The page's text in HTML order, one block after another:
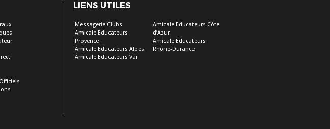
LIENS UTILES
Messagerie Clubs
Amicale Educateurs
Provence
Amicale Educateurs Alpes
Amicale Educateurs Var
Amicale Educateurs Côte
d’Azur
Amicale Educateurs
Rhône-Durance